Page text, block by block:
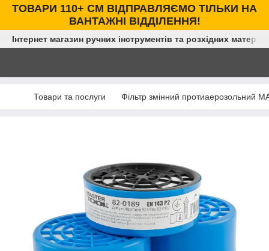
ТОВАРИ 110+ СМ ВІДПРАВЛЯЄМО ТІЛЬКИ НА
ВАНТАЖНІ ВІДДІЛЕННЯ!
Інтернет магазин ручних інструментів та розхідних
Товари та послуги Фільтр змінний протиаерозольний